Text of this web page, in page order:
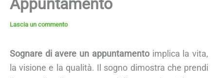
Appuntamento
Lascia un commento
Sognare di avere un appuntamentoimplica la vita,
la visione e la qualità. Il sogno dimostra che prendi